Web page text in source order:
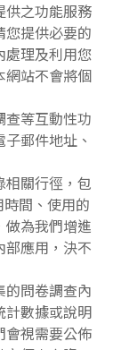
供之功能服務
您提供必要的
處理及利用您
網站不會將個
查等互動性功
郵件地址、
相關行徑，包
間、使用的
做為我們增進
部應用，決不
的問卷調查內
計數據或說明
會視需要公佈